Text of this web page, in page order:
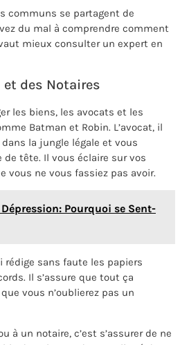
communs se partagent de
du mal à comprendre comment
mieux consulter un expert en
et des Notaires
les biens, les avocats et les
Batman et Robin. L’avocat, il
la jungle légale et vous
de tête. Il vous éclaire sur vos
vous ne vous fassiez pas avoir.
Pourquoi se Sent-
rédige sans faute les papiers
Il s’assure que tout ça
vous n’oublierez pas un
à un notaire, c’est s’assurer de ne